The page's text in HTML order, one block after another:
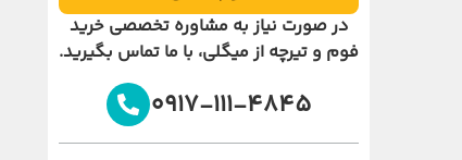
در صورت نیاز به مشاوره تخصصی خرید
فوم و تیرچه از میگلی، با ما تماس بگیرید.
0917-111-4845